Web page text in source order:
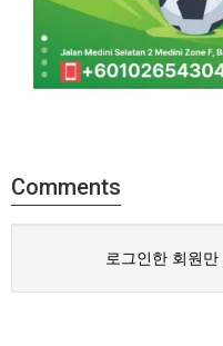
Comments
로그인한 회원